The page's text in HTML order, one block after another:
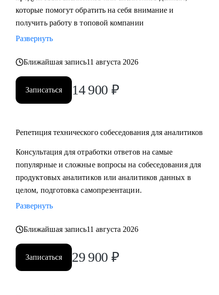
компетенций;
• Получить практические советы по управлению командой;
• Сформировать свою стратегию профессионального роста;
страну своей мечты;
Кому могу помочь:
• Продуктовым аналитикам, аналитикам данных и продаж
трек развития;
• Junior и Middle Продуктовым аналитикам, аналитикам
данных и продаж, которые хотят повысить свой грейд;
• Выпускникам и студентам, которые ищут свою первую
работу в аналитике;
• Аналитикам, которые хотят перейти из стартапа в
• Тем, кто хочет перейти в IT и аналитику из смежной
• Всем IT-специалистам, которые хотят релоцироваться в
Испанию и работать удаленно
которые помогут обратить на себя внимание и
получить работу в топовой компании
Развернуть
Ближайшая запись11 августа 2026
Записаться 14 900 ₽
Репетиция технического собеседования для аналитиков
Консультация для отработки ответов на самые
популярные и сложные вопросы на собеседования для
продуктовых аналитиков или аналитиков данных в
целом, подготовка самопрезентации.
Развернуть
Ближайшая запись11 августа 2026
Записаться 29 900 ₽